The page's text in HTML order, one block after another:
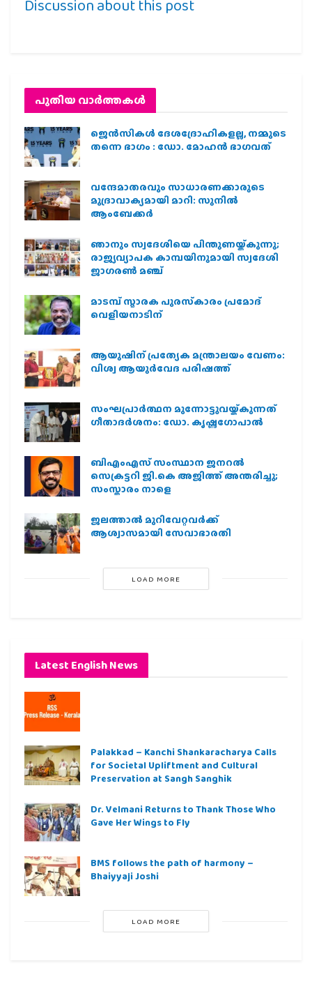
Discussion about this post
പുതിയ വാര്‍ത്തകള്‍
ജെന്‍സികള്‍ ദേശദ്രോഹികളല്ല, നമ്മുടെ
തന്നെ ഭാഗം : ഡോ. മോഹന്‍ ഭാഗവത്
വന്ദേമാതരവും സാധാരണക്കാരുടെ
മുദ്രാവാക്യമായി മാറി: സുനിൽ
ആംബേക്കർ
ഞാനും സ്വദേശിയെ പിന്തുണയ്ക്കുന്നു;
രാജ്യവ്യാപക കാമ്പയിനുമായി സ്വദേശി
ജാഗരണ്‍ മഞ്ച്
മാടമ്പ് സ്മാരക പുരസ്‌കാരം പ്രമോദ്
വെളിയനാടിന്
ആയുഷിന് പ്രത്യേക മന്ത്രാലയം വേണം:
വിശ്വ ആയുര്‍വേദ പരിഷത്ത്
സംഘപ്രാര്‍ത്ഥന മുന്നോട്ടുവയ്ക്കുന്നത്
ഗീതാദര്‍ശനം: ഡോ. കൃഷ്ണഗോപാല്‍
ബിഎംഎസ് സംസ്ഥാന ജനറൽ
സെക്രട്ടറി ജി.കെ അജിത്ത് അന്തരിച്ചു;
സംസ്കാരം നാളെ
ജലത്താല്‍ മുറിവേറ്റവര്‍ക്ക്
ആശ്വാസമായി സേവാഭാരതി
LOAD MORE
Latest English News
Palakkad – Kanchi Shankaracharya Calls
for Societal Upliftment and Cultural
Preservation at Sangh Sanghik
Dr. Velmani Returns to Thank Those Who
Gave Her Wings to Fly
BMS follows the path of harmony –
Bhaiyyaji Joshi
LOAD MORE